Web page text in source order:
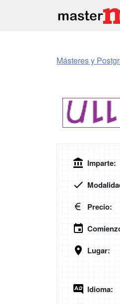
Másteres y
Imparte:
Precio:
Lugar:
Idioma: